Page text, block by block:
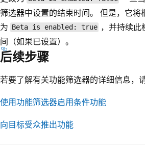
筛选器中设置的结束时间。 但是，它将
为 Beta is enabled: true ，并持续此
间（如果已设置）。
后续步骤
若要了解有关功能筛选器的详细信息，
使用功能筛选器启用条件功能
向目标受众推出功能